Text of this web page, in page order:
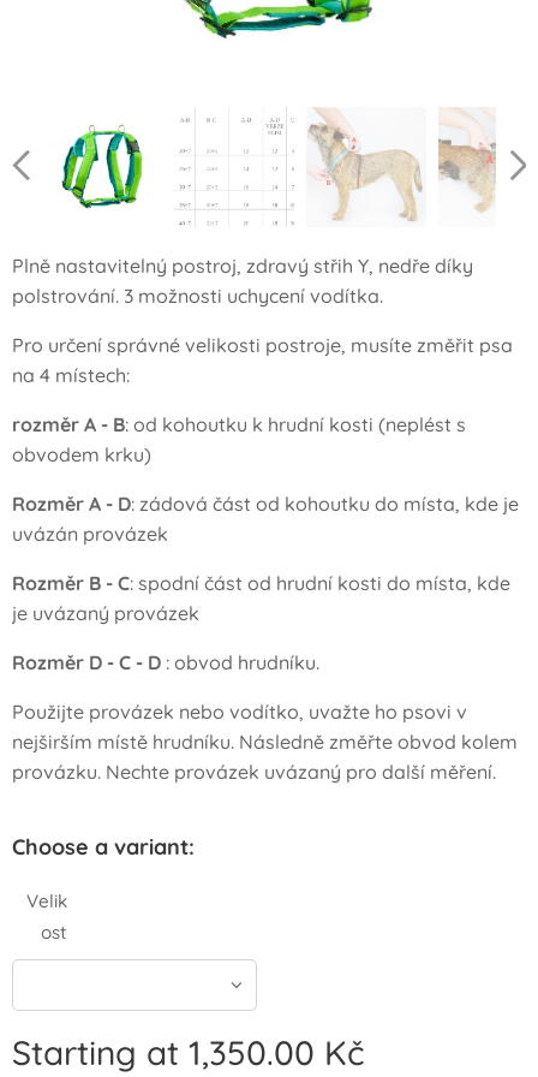
Plně nastavitelný postroj, zdravý střih Y, nedře díky
polstrování. 3 možnosti uchycení vodítka.
Pro určení správné velikosti postroje, musíte změřit psa
na 4 místech:
rozměr A - B: od kohoutku k hrudní kosti (neplést s
obvodem krku)
Rozměr A - D: zádová část od kohoutku do místa, kde je
uvázán provázek
Rozměr B - C: spodní část od hrudní kosti do místa, kde
je uvázaný provázek
Rozměr D - C - D : obvod hrudníku.
Použijte provázek nebo vodítko, uvažte ho psovi v
nejširším místě hrudníku. Následně změřte obvod kolem
provázku. Nechte provázek uvázaný pro další měření.
Choose a variant:
Velik
ost
Starting at 1,350.00 Kč